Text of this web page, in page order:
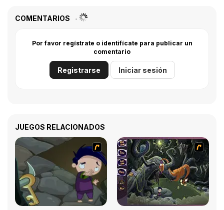
COMENTARIOS
Por favor regístrate o identifícate para publicar un
comentario
Registrarse Iniciar sesión
JUEGOS RELACIONADOS